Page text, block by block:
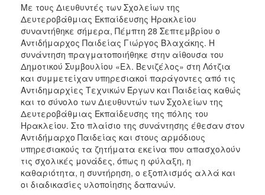
Με τους Διευθυντές των Σχολείων της
Δευτεροβάθμιας Εκπαίδευσης Ηρακλείου
συναντήθηκε σήμερα, Πέμπτη 28 Σεπτεμβρίου ο
Αντιδήμαρχος Παιδείας Γιώργος Βλαχάκης. Η
συνάντηση πραγματοποιήθηκε στην αίθουσα του
Δημοτικού Συμβουλίου «Ελ. Βενιζέλος» στη Λότζια
και συμμετείχαν υπηρεσιακοί παράγοντες από τις
Αντιδημαρχίες Τεχνικών Έργων και Παιδείας καθώς
και το σύνολο των Διευθυντών των Σχολείων της
Δευτεροβάθμιας Εκπαίδευσης της πόλης του
Ηρακλείου. Στο πλαίσιο της συνάντησης έθεσαν στον
Αντιδήμαρχο Παιδείας και στους αρμόδιους
υπηρεσιακούς τα ζητήματα εκείνα που απασχολούν
τις σχολικές μονάδες, όπως η φύλαξη, η
καθαριότητα, η συντήρηση, ο εξοπλισμός αλλά και
οι διαδικασίες υλοποίησης δαπανών.